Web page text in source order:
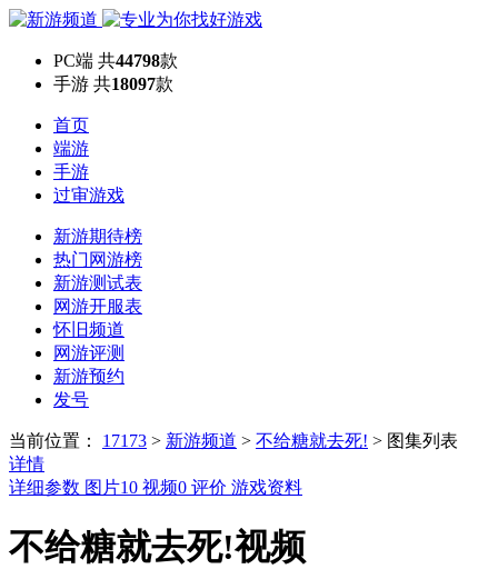
PC端 共44798款
手游 共18097款
首页
端游
手游
过审游戏
新游期待榜
热门网游榜
新游测试表
网游开服表
怀旧频道
网游评测
新游预约
发号
当前位置： 17173 > 新游频道 > 不给糖就去死! > 图集列表
详情
详细参数 图片10 视频0 评价 游戏资料
不给糖就去死!视频